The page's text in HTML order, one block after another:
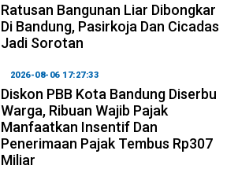
Ratusan Bangunan Liar Dibongkar
Di Bandung, Pasirkoja Dan Cicadas
Jadi Sorotan
2026-08-06 17:27:33
Diskon PBB Kota Bandung Diserbu
Warga, Ribuan Wajib Pajak
Manfaatkan Insentif Dan
Penerimaan Pajak Tembus Rp307
Miliar